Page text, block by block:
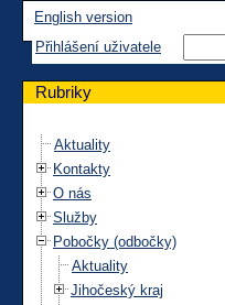
English version
Přihlášení uživatele
Rubriky
Aktuality
Kontakty
O nás
Služby
Pobočky (odbočky)
Aktuality
Jihočeský kraj